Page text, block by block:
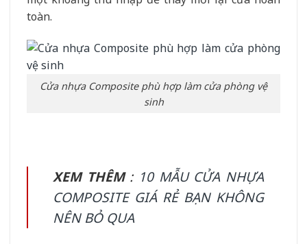
toàn.
Cửa nhựa Composite phù hợp làm cửa phòng vệ
sinh
XEM THÊM: 10 MẪU CỬA NHỰA
COMPOSITE GIÁ RẺ BẠN KHÔNG
NÊN BỎ QUA